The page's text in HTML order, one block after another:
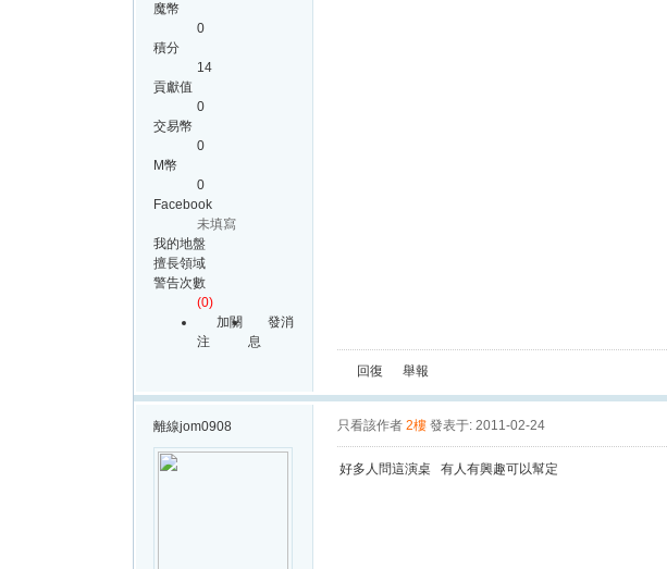
魔幣
0
積分
14
貢獻值
0
交易幣
0
M幣
0
Facebook
未填寫
我的地盤
擅長領域
警告次數
(0)
加關
注
發消
息
回復 舉報
離線jom0908 只看該作者 2樓 發表于: 2011-02-24
好多人問這演桌 有人有興趣可以幫定